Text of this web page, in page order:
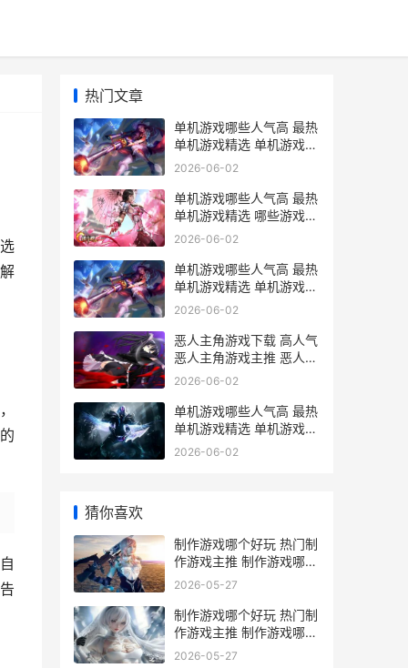
热门文章
单机游戏哪些人气高 最热
单机游戏精选 单机游戏什
么
2026-06-02
单机游戏哪些人气高 最热
单机游戏精选 哪些游戏是
单机
2026-06-02
单机游戏哪些人气高 最热
单机游戏精选 单机游戏有
什么类型
2026-06-02
恶人主角游戏下载 高人气
恶人主角游戏主推 恶人主
角的游戏
2026-06-02
单机游戏哪些人气高 最热
单机游戏精选 单机游戏是
哪种
2026-06-02
猜你喜欢
制作游戏哪个好玩 热门制
作游戏主推 制作游戏哪个
好用
2026-05-27
制作游戏哪个好玩 热门制
作游戏主推 制作游戏哪个
好用
2026-05-27